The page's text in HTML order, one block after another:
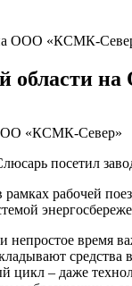
на ООО «КСМК-
области
посетил
рабочей
время
цикл – даже